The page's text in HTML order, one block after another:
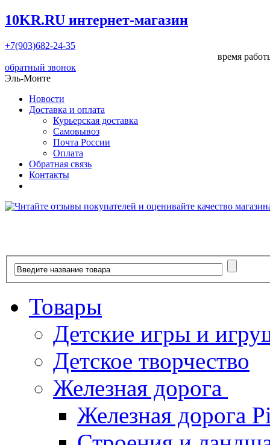
10KR.RU интернет-магазин
+7(903)682-24-35
время
обратный звонок
Эль-Монте
Новости
Доставка и оплата
Курьерская доставка
Самовывоз
Почта России
Оплата
Обратная связь
Контакты
Товары
Детские игры и
Детское творчество
Железная дорога
Железная дорога